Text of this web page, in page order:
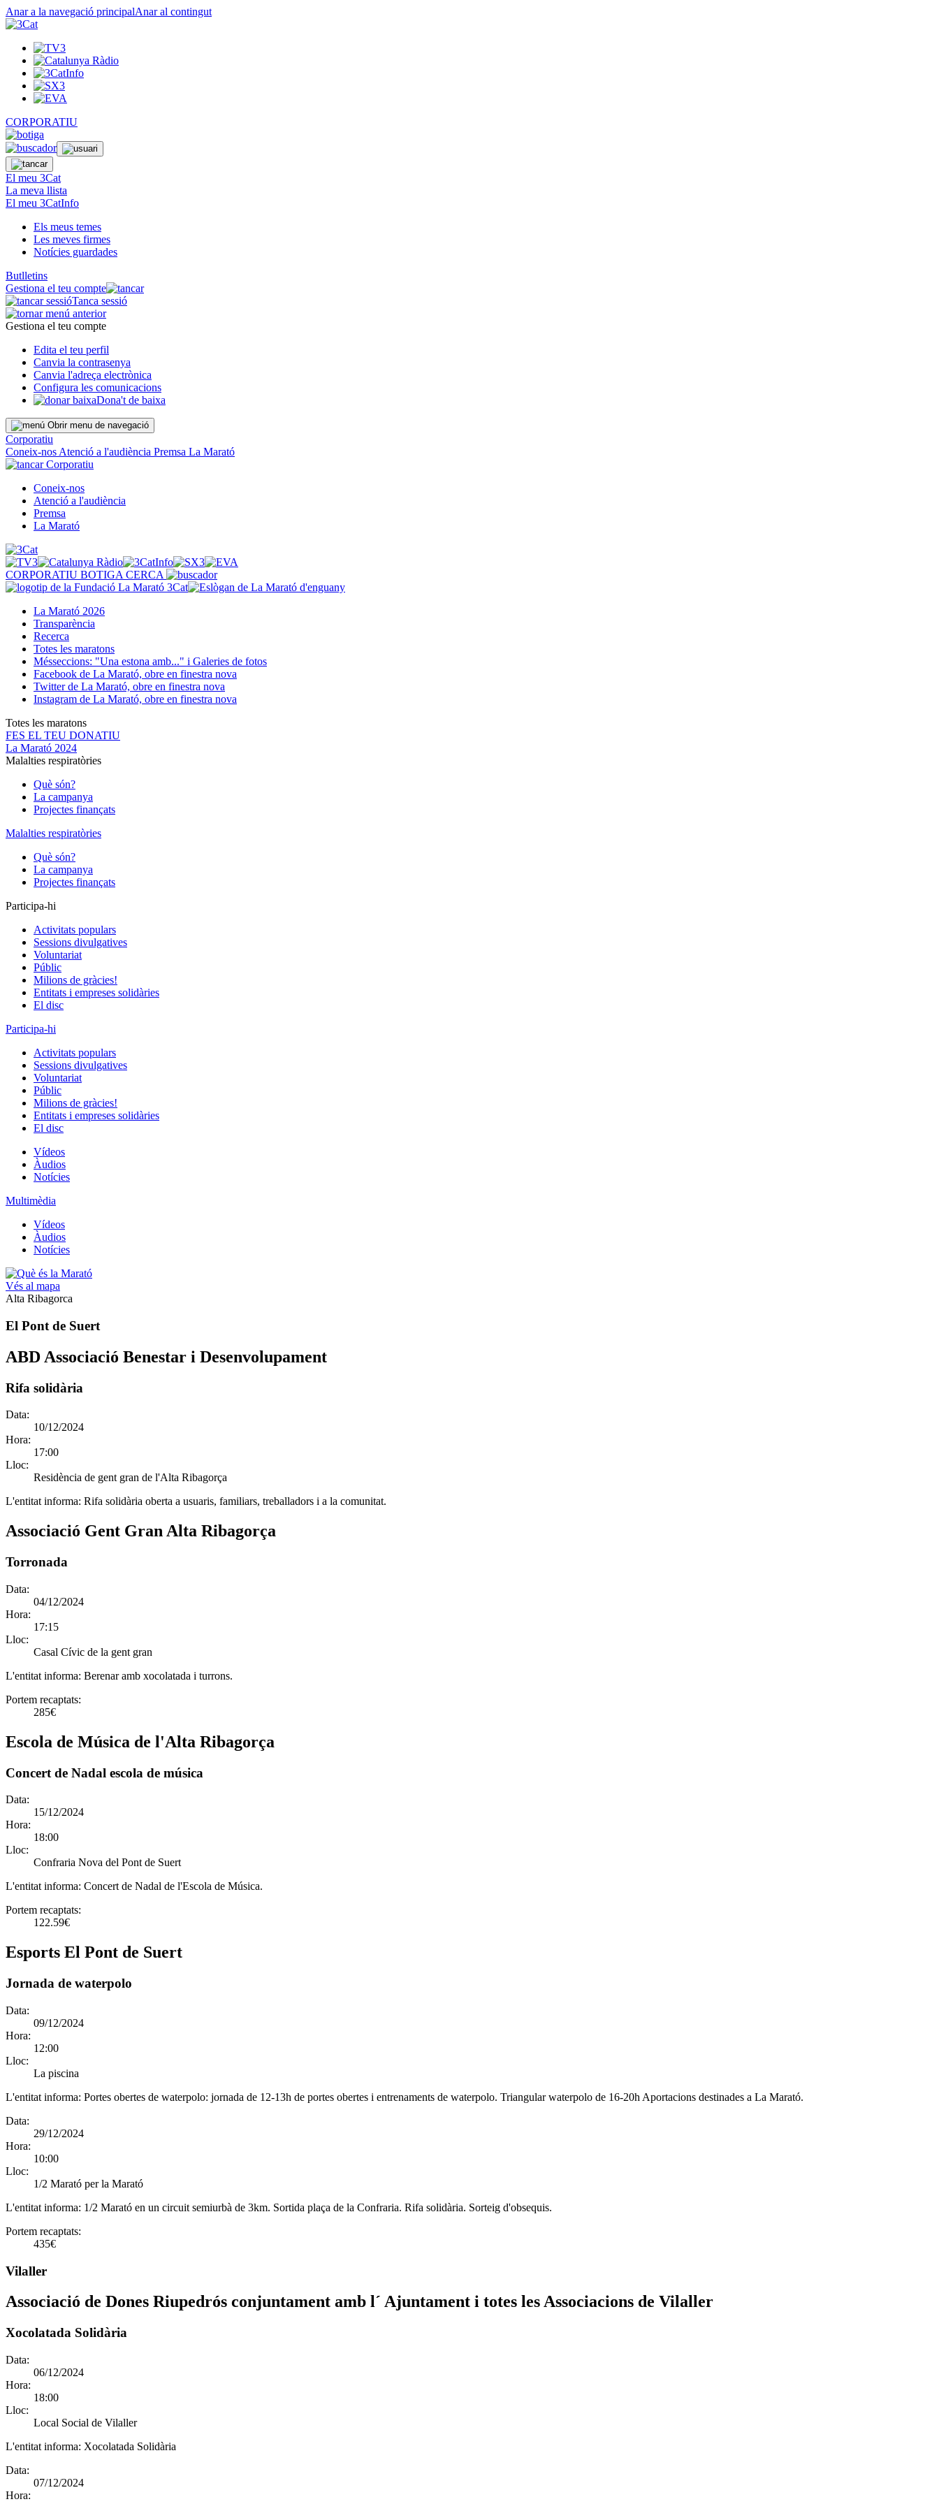
Anar a la navegació principalAnar al contingut
CORPORATIU
El meu 3Cat
La meva llista
El meu 3CatInfo
Els meus temes
Les meves firmes
Notícies guardades
Butlletins
Gestiona el teu compte
Tanca sessió
Gestiona el teu compte
Edita el teu perfil
Canvia la contrasenya
Canvia l'adreça electrònica
Configura les comunicacions
Dona't de baixa
Obrir menu de navegació
Corporatiu
Coneix-nos Atenció a l'audiència Premsa La Marató
Corporatiu
Coneix-nos
Atenció a l'audiència
Premsa
La Marató
CORPORATIU BOTIGA CERCA
La Marató 2026
Transparència
Recerca
Totes les maratons
Mésseccions: "Una estona amb..." i Galeries de fotos
Facebook de La Marató, obre en finestra nova
Twitter de La Marató, obre en finestra nova
Instagram de La Marató, obre en finestra nova
Totes les maratons
FES EL TEU DONATIU
La Marató 2024
Malalties respiratòries
Què són?
La campanya
Projectes finançats
Malalties respiratòries
Què són?
La campanya
Projectes finançats
Participa-hi
Activitats populars
Sessions divulgatives
Voluntariat
Públic
Milions de gràcies!
Entitats i empreses solidàries
El disc
Participa-hi
Activitats populars
Sessions divulgatives
Voluntariat
Públic
Milions de gràcies!
Entitats i empreses solidàries
El disc
Vídeos
Àudios
Notícies
Multimèdia
Vídeos
Àudios
Notícies
Vés al mapa
Alta Ribagorca
El Pont de Suert
ABD Associació Benestar i Desenvolupament
Rifa solidària
Data:
10/12/2024
Hora:
17:00
Lloc:
Residència de gent gran de l'Alta Ribagorça
L'entitat informa: Rifa solidària oberta a usuaris, familiars, treballadors i a la comunitat.
Associació Gent Gran Alta Ribagorça
Torronada
Data:
04/12/2024
Hora:
17:15
Lloc:
Casal Cívic de la gent gran
L'entitat informa: Berenar amb xocolatada i turrons.
Portem recaptats:
285€
Escola de Música de l'Alta Ribagorça
Concert de Nadal escola de música
Data:
15/12/2024
Hora:
18:00
Lloc:
Confraria Nova del Pont de Suert
L'entitat informa: Concert de Nadal de l'Escola de Música.
Portem recaptats:
122.59€
Esports El Pont de Suert
Jornada de waterpolo
Data:
09/12/2024
Hora:
12:00
Lloc:
La piscina
L'entitat informa: Portes obertes de waterpolo: jornada de 12-13h de portes obertes i entrenaments de waterpolo. Triangular waterpolo de 16-20h Aportacions destinades a La Marató.
Data:
29/12/2024
Hora:
10:00
Lloc:
1/2 Marató per la Marató
L'entitat informa: 1/2 Marató en un circuit semiurbà de 3km. Sortida plaça de la Confraria. Rifa solidària. Sorteig d'obsequis.
Portem recaptats:
435€
Vilaller
Associació de Dones Riupedrós conjuntament amb l´ Ajuntament i totes les Associacions de Vilaller
Xocolatada Solidària
Data:
06/12/2024
Hora:
18:00
Lloc:
Local Social de Vilaller
L'entitat informa: Xocolatada Solidària
Data:
07/12/2024
Hora: